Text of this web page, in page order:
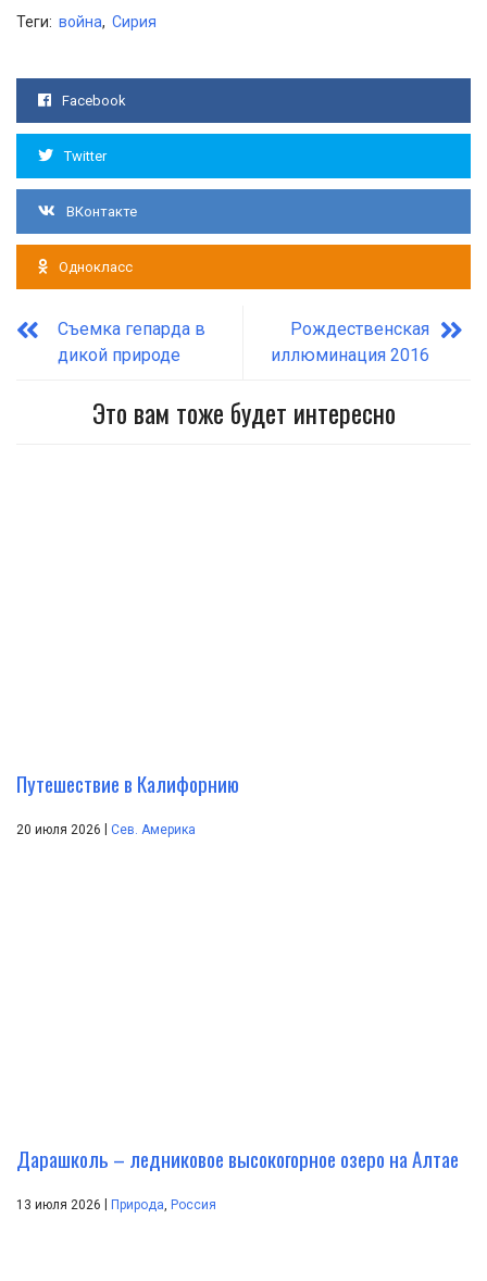
Теги: война, Сирия
Facebook
Twitter
ВКонтакте
Однокласс
Съемка гепарда в
дикой природе
Рождественская
иллюминация 2016
Это вам тоже будет интересно
Путешествие в Калифорнию
20 июля 2026 | Сев. Америка
Дарашколь – ледниковое высокогорное озеро на Алтае
13 июля 2026 Природа, Россия